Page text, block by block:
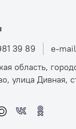
39 89
e-
область,
улица Дивная,